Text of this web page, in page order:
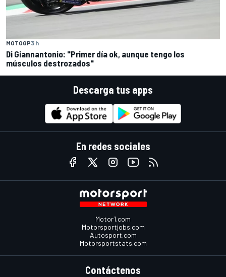
MOTOGP3 h
Di Giannantonio: "Primer día ok, aunque tengo los
músculos destrozados"
Descarga tus apps
En redes sociales
Motor1.com
Motorsportjobs.com
Autosport.com
Motorsportstats.com
Contáctenos